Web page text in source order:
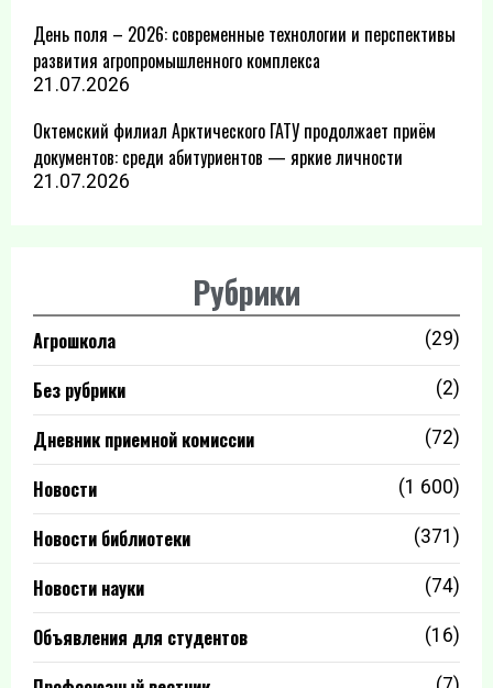
День поля – 2026: современные технологии и перспективы
развития агропромышленного комплекса
21.07.2026
Октемский филиал Арктического ГАТУ продолжает приём
документов: среди абитуриентов — яркие личности
21.07.2026
Рубрики
Агрошкола (29)
Без рубрики (2)
Дневник приемной комиссии (72)
Новости (1 600)
Новости библиотеки (371)
Новости науки (74)
Объявления для студентов (16)